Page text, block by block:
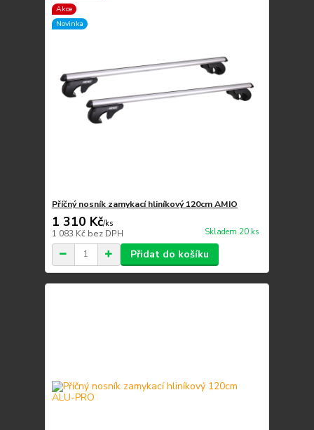
Akce
Novinka
Příčný nosník zamykací hliníkový 120cm AMIO
1 310 Kč/ks
1 083 Kč bez DPH Skladem 20 ks
Přidat do košíku